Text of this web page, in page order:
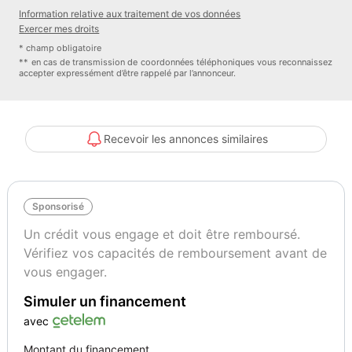
Information relative aux traitement de vos données
Exercer mes droits
* champ obligatoire
** en cas de transmission de coordonnées téléphoniques vous reconnaissez
accepter expressément d’être rappelé par l’annonceur.
Recevoir les annonces similaires
Sponsorisé
Un crédit vous engage et doit être remboursé.
Vérifiez vos capacités de remboursement avant de
vous engager.
Simuler un financement
avec